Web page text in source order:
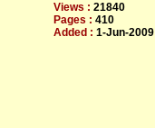
Views : 21840
Pages : 410
Added : 1-Jun-2009